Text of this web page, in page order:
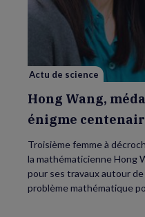
Actu de science
Hong Wang,
énigme
Troisième femme à
la mathématicienne Hong
pour ses travaux autour
problème mathématique